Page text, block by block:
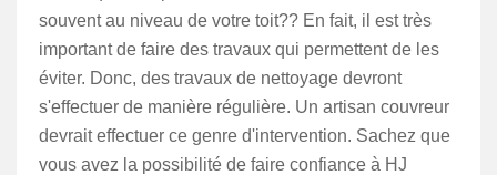
souvent au niveau de votre toit?? En fait, il est très
important de faire des travaux qui permettent de les
éviter. Donc, des travaux de nettoyage devront
s'effectuer de manière régulière. Un artisan couvreur
devrait effectuer ce genre d'intervention. Sachez que
vous avez la possibilité de faire confiance à HJ